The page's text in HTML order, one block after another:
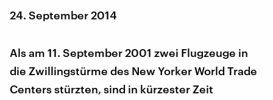
24. September 2014
Als am 11. September 2001 zwei Flugzeuge in
die Zwillingstürme des New Yorker World Trade
Centers stürzten, sind in kürzester Zeit